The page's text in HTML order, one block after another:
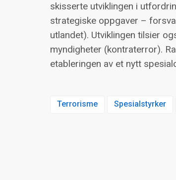
skisserte utviklingen i
strategiske oppgaver –
utlandet). Utviklingen tilsier
myndigheter (kontraterror).
etableringen av et nytt
Terrorisme Spesialstyrker